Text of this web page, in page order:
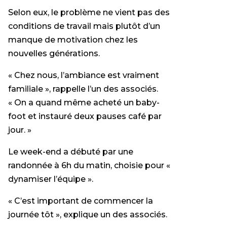
Selon eux, le problème ne vient pas des
conditions de travail mais plutôt d’un
manque de motivation chez les
nouvelles générations.
« Chez nous, l’ambiance est vraiment
familiale », rappelle l’un des associés.
« On a quand même acheté un baby-
foot et instauré deux pauses café par
jour. »
Le week-end a débuté par une
randonnée à 6h du matin, choisie pour «
dynamiser l’équipe ».
« C’est important de commencer la
journée tôt », explique un des associés.